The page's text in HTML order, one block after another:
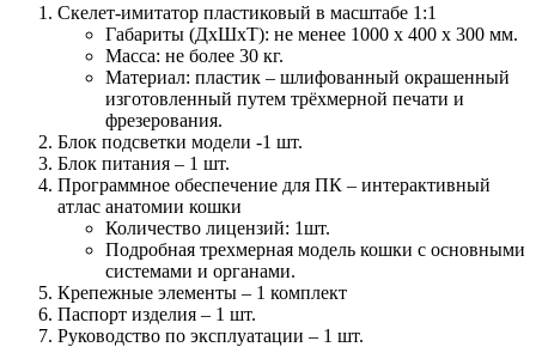
Скелет-имитатор пластиковый в масштабе 1:1
Габариты (ДхШхТ): не менее 1000 х 400 х 300 мм.
Масса: не более 30 кг.
Материал: пластик – шлифованный окрашенный
изготовленный путем трёхмерной печати и
фрезерования.
Блок подсветки модели -1 шт.
Блок питания – 1 шт.
Программное обеспечение для ПК – интерактивный
атлас анатомии кошки
Количество лицензий: 1шт.
Подробная трехмерная модель кошки с основными
системами и органами.
Крепежные элементы – 1 комплект
Паспорт изделия – 1 шт.
Руководство по эксплуатации – 1 шт.